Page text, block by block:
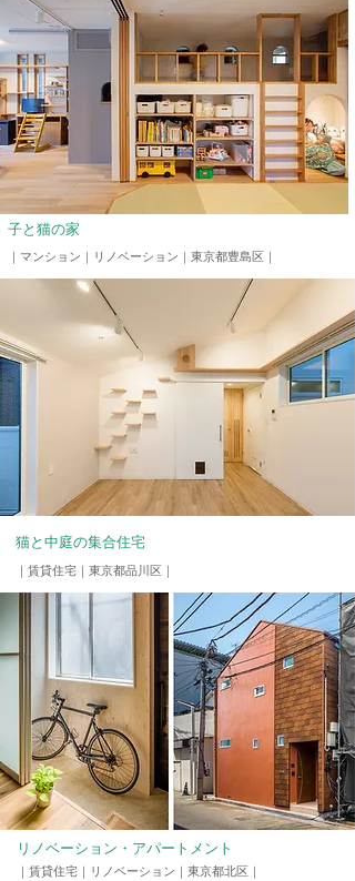
子と猫の家
｜マンション｜リノベーション ​｜東京都豊島区｜
猫と中庭の集合住宅
｜賃貸住宅 ​｜東京都品川区｜
リノベーション・アパートメント
｜賃貸住宅｜リノベーション ​｜東京都北区｜